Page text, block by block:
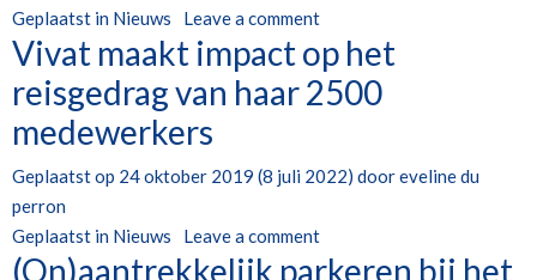
Geplaatst in Nieuws Leave a comment
Vivat maakt impact op het
reisgedrag van haar 2500
medewerkers
Geplaatst op 24 oktober 2019 (8 juli 2022) dooreveline du
perron
Geplaatst in Nieuws Leave a comment
(On)aantrekkelijk parkeren bij het